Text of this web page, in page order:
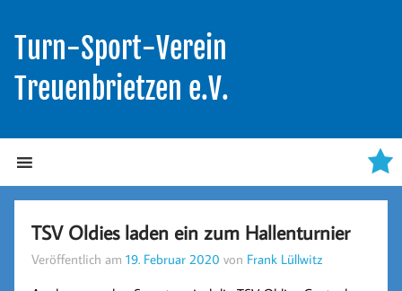
Turn-Sport-Verein
Treuenbrietzen e.V.
TSV Oldies laden ein zum Hallenturnier
Veröffentlich am19. Februar 2020 von Frank Lüllwitz